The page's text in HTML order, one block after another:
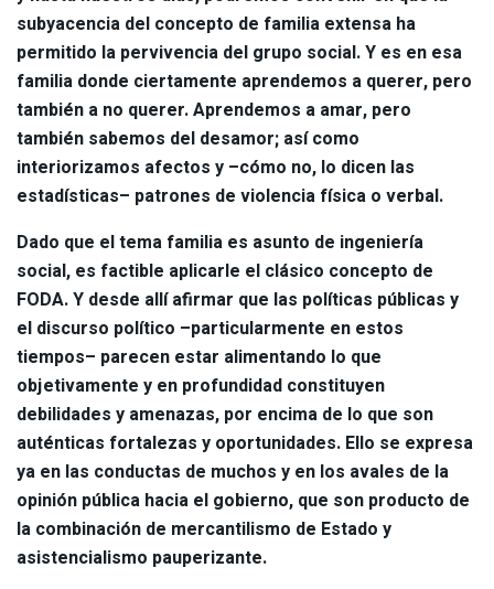
subyacencia del concepto de familia extensa ha
permitido la pervivencia del grupo social. Y es en esa
familia donde ciertamente aprendemos a querer, pero
también a no querer. Aprendemos a amar, pero
también sabemos del desamor; así como
interiorizamos afectos y –cómo no, lo dicen las
estadísticas– patrones de violencia física o verbal.
Dado que el tema familia es asunto de ingeniería
social, es factible aplicarle el clásico concepto de
FODA. Y desde allí afirmar que las políticas públicas y
el discurso político –particularmente en estos
tiempos– parecen estar alimentando lo que
objetivamente y en profundidad constituyen
debilidades y amenazas, por encima de lo que son
auténticas fortalezas y oportunidades. Ello se expresa
ya en las conductas de muchos y en los avales de la
opinión pública hacia el gobierno, que son producto de
la combinación de mercantilismo de Estado y
asistencialismo pauperizante.